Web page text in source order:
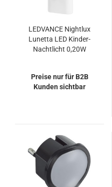
LEDVANCE Nightlux
Lunetta LED Kinder-
Nachtlicht 0,20W
Dämmerungssensor
Preise nur für B2B
Kunden sichtbar